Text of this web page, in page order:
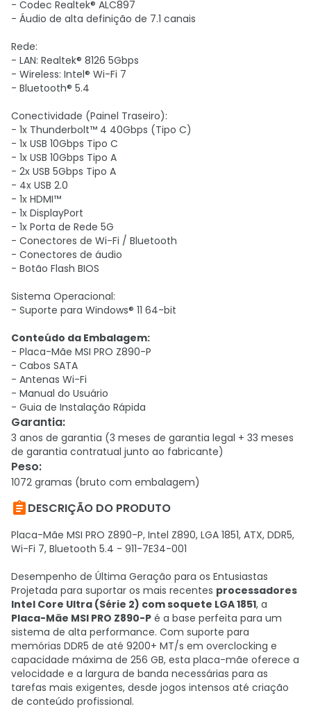
- Codec Realtek® ALC897
- Áudio de alta definição de 7.1 canais
Rede:
- LAN: Realtek® 8126 5Gbps
- Wireless: Intel® Wi-Fi 7
- Bluetooth® 5.4
Conectividade (Painel Traseiro):
- 1x Thunderbolt™ 4 40Gbps (Tipo C)
- 1x USB 10Gbps Tipo C
- 1x USB 10Gbps Tipo A
- 2x USB 5Gbps Tipo A
- 4x USB 2.0
- 1x HDMI™
- 1x DisplayPort
- 1x Porta de Rede 5G
- Conectores de Wi-Fi / Bluetooth
- Conectores de áudio
- Botão Flash BIOS
Sistema Operacional:
- Suporte para Windows® 11 64-bit
Conteúdo da Embalagem:
- Placa-Mãe MSI PRO Z890-P
- Cabos SATA
- Antenas Wi-Fi
- Manual do Usuário
- Guia de Instalação Rápida
Garantia:
3 anos de garantia (3 meses de garantia legal + 33 meses
de garantia contratual junto ao fabricante)
Peso:
1072 gramas (bruto com embalagem)
DESCRIÇÃO DO PRODUTO
Placa-Mãe MSI PRO Z890-P, Intel Z890, LGA 1851, ATX, DDR5,
Wi-Fi 7, Bluetooth 5.4 - 911-7E34-001
Desempenho de Última Geração para os Entusiastas
Projetada para suportar os mais recentes processadores
Intel Core Ultra (Série 2) com soquete LGA 1851, a
Placa-Mãe MSI PRO Z890-P é a base perfeita para um
sistema de alta performance. Com suporte para
memórias DDR5 de até 9200+ MT/s em overclocking e
capacidade máxima de 256 GB, esta placa-mãe oferece a
velocidade e a largura de banda necessárias para as
tarefas mais exigentes, desde jogos intensos até criação
de conteúdo profissional.